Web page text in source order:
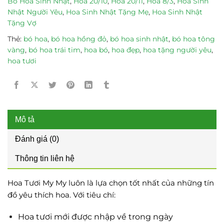
Nhật Người Yêu, Hoa Sinh Nhật Tặng Mẹ, Hoa Sinh Nhật
Tặng Vợ
Thẻ: bó hoa, bó hoa hồng đỏ, bó hoa sinh nhật, bó hoa tông
vàng, bó hoa trái tim, hoa bó, hoa đẹp, hoa tặng người yêu,
hoa tươi
Mô tả
Đánh giá (0)
Thông tin liên hệ
Hoa Tươi My My luôn là lựa chọn tốt nhất của những tín
đồ yêu thích hoa. Với tiêu chí:
Hoa tươi mới được nhập về trong ngày